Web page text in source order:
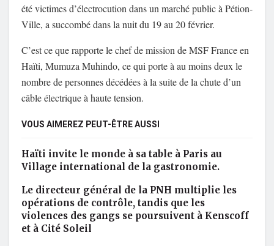
été victimes d’électrocution dans un marché public à Pétion-
Ville, a succombé dans la nuit du 19 au 20 février.
C’est ce que rapporte le chef de mission de MSF France en
Haïti, Mumuza Muhindo, ce qui porte à au moins deux le
nombre de personnes décédées à la suite de la chute d’un
câble électrique à haute tension.
VOUS AIMEREZ PEUT-ÊTRE AUSSI
Haïti invite le monde à sa table à Paris au
Village international de la gastronomie.
Le directeur général de la PNH multiplie les
opérations de contrôle, tandis que les
violences des gangs se poursuivent à Kenscoff
et à Cité Soleil